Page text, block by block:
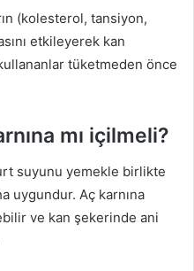
(kolesterol, tansiyon,
etkileyerek kan
tüketmeden önce
mı içilmeli?
suyunu yemekle birlikte
uygundur. Aç karnına
ve kan şekerinde ani